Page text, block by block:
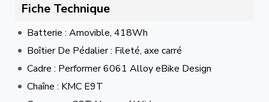
Fiche Technique
Batterie : Amovible, 418Wh
Boîtier De Pédalier : Fileté, axe carré
Cadre : Performer 6061 Alloy eBike Design
Chaîne : KMC E9T